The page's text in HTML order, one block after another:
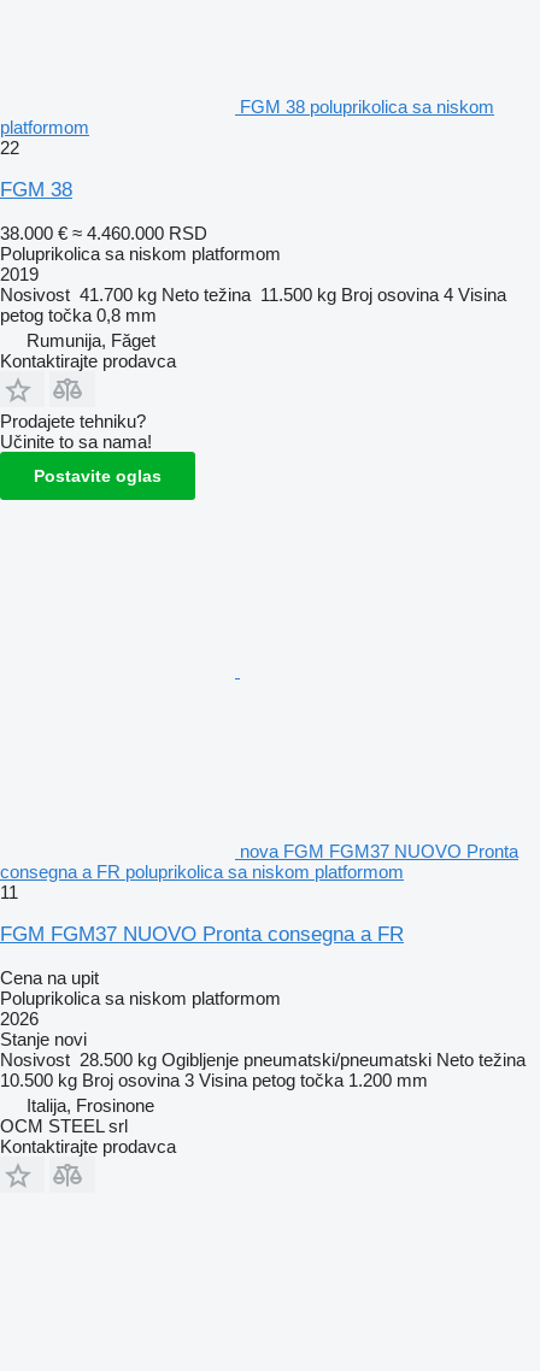
FGM 38 poluprikolica sa niskom
platformom
22
FGM 38
38.000 € ≈ 4.460.000 RSD
Poluprikolica sa niskom platformom
2019
Nosivost 41.700 kg Neto težina 11.500 kg Broj osovina 4 Visina
petog točka 0,8 mm
Rumunija, Făget
Kontaktirajte prodavca
Prodajete tehniku?
Učinite to sa nama!
Postavite oglas
nova FGM FGM37 NUOVO Pronta
consegna a FR poluprikolica sa niskom platformom
11
FGM FGM37 NUOVO Pronta consegna a FR
Cena na upit
Poluprikolica sa niskom platformom
2026
Stanje novi
Nosivost 28.500 kg Ogibljenje pneumatski/pneumatski Neto težina
10.500 kg Broj osovina 3 Visina petog točka 1.200 mm
Italija, Frosinone
OCM STEEL srl
Kontaktirajte prodavca